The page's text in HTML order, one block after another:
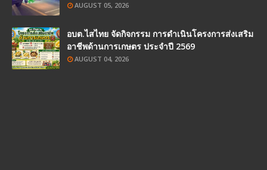
AUGUST 05, 2026
อบต.ไสไทย จัดกิจกรรม การดำเนินโครงการส่งเสริม
อาชีพด้านการเกษตร ประจำปี 2569
AUGUST 04, 2026